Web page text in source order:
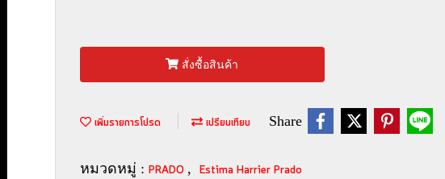
สั่งซื้อสินค้า
เพิ่มรายการโปรด เปรียบเทียบ Share
หมวดหมู่ : PRADO , Estima Harrier Prado